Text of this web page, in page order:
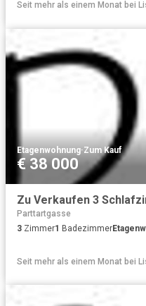
Seit mehr als einem Monat bei
Etagenwohnung·Zum Kauf
€ 38 000
Parttartgasse
3 Zimmer1 Badezimmer
Seit mehr als einem Monat bei